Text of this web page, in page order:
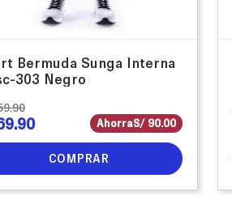
Bermuda Sunga Interna
303 Negro
.90
.90 AhorraS/ 90.00
COMPRAR